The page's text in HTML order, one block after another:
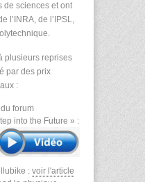
de sciences et ont
l’INRA, de l’IPSL,
plusieurs reprises
par des prix
:
forum
into the Future » :
: voir l'article